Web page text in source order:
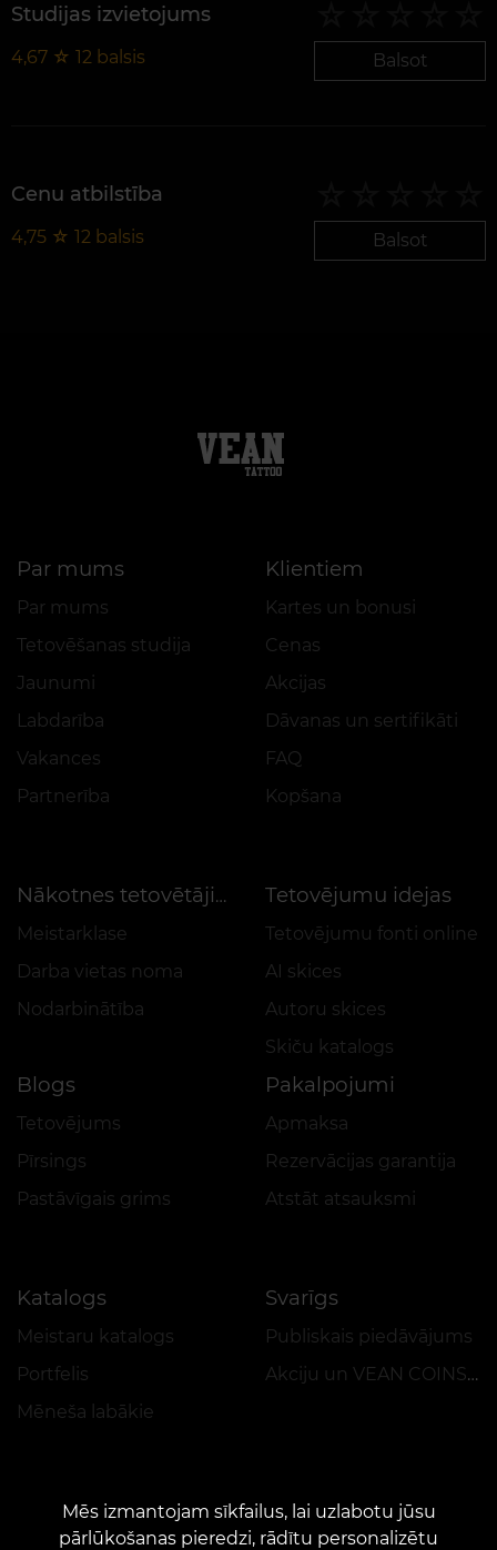
Studijas izvietojums
4,67 ☆ 12 balsis Balsot
Cenu atbilstība
4,75 ☆ 12 balsis Balsot
Par mums
Par mums
Tetovēšanas studija
Jaunumi
Labdarība
Vakances
Partnerība
Klientiem
Kartes un bonusi
Cenas
Akcijas
Dāvanas un sertifikāti
FAQ
Kopšana
Nākotnes tetovētājiem
Meistarklase
Darba vietas noma
Nodarbinātība
Tetovējumu idejas
Tetovējumu fonti online
AI skices
Autoru skices
Skiču katalogs
Blogs
Tetovējums
Pīrsings
Pastāvīgais grims
Pakalpojumi
Apmaksa
Rezervācijas garantija
Atstāt atsauksmi
Katalogs
Meistaru katalogs
Portfelis
Mēneša labākie
Svarīgs
Publiskais piedāvājums
Akciju un VEAN COINS reglaments
Mēs izmantojam sīkfailus, lai uzlabotu jūsu
pārlūkošanas pieredzi, rādītu personalizētu